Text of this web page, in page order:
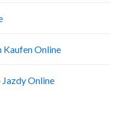
Kaufen Online
Online